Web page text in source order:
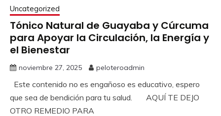
Uncategorized
Tónico Natural de Guayaba y Cúrcuma
para Apoyar la Circulación, la Energía y
el Bienestar
noviembre 27, 2025 peloteroadmin
Este contenido no es engañoso es educativo, espero
que sea de bendición para tu salud. AQUÍ TE DEJO
OTRO REMEDIO PARA